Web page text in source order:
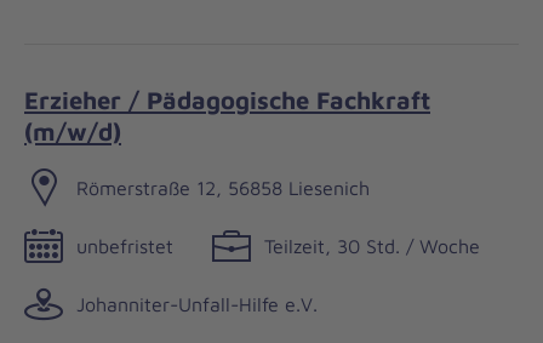
Erzieher / Pädagogische Fachkraft
(m/w/d)
Römerstraße 12, 56858 Liesenich
unbefristet Teilzeit, 30 Std. / Woche
Johanniter-Unfall-Hilfe e.V.